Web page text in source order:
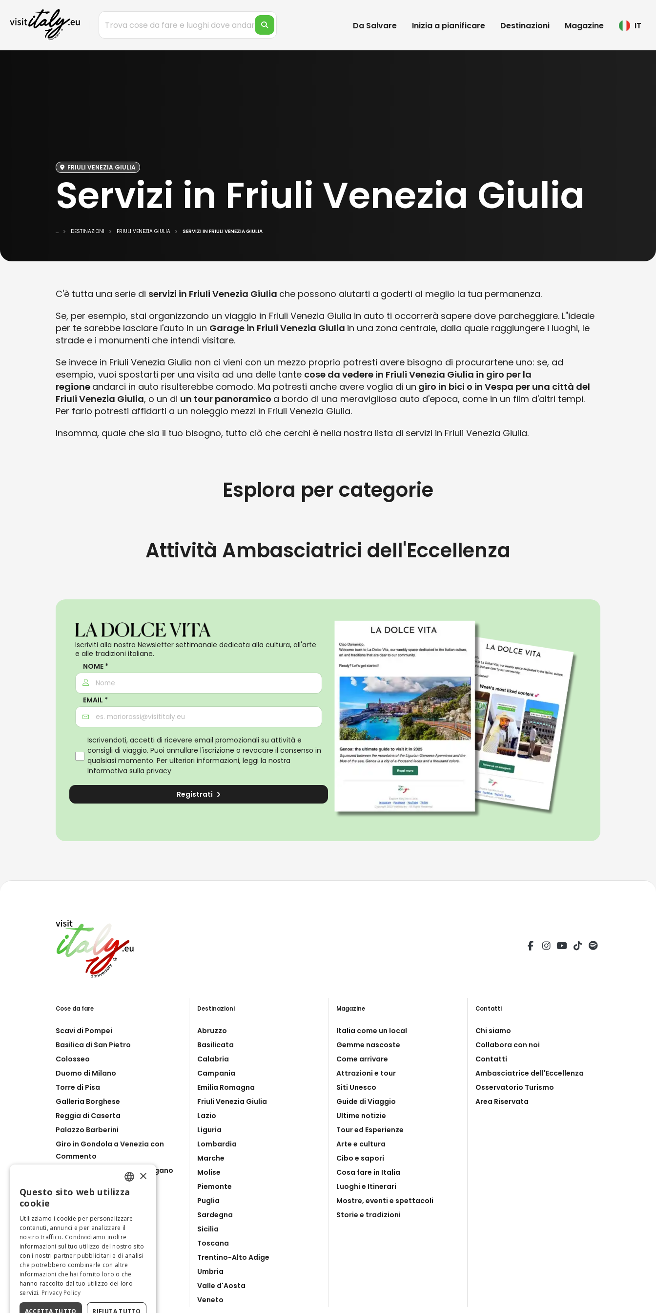
Da Salvare Inizia a pianificare Destinazioni Magazine IT
FRIULI VENEZIA GIULIA
Servizi in Friuli Venezia Giulia
... DESTINAZIONI FRIULI VENEZIA GIULIA SERVIZI IN FRIULI VENEZIA GIULIA
C'è tutta una serie di servizi in Friuli Venezia Giulia che possono aiutarti a goderti al meglio la tua permanenza.
Se, per esempio, stai organizzando un viaggio in Friuli Venezia Giulia in auto ti occorrerà sapere dove parcheggiare. L''ideale
per te sarebbe lasciare l'auto in un Garage in Friuli Venezia Giulia in una zona centrale, dalla quale raggiungere i luoghi, le
strade e i monumenti che intendi visitare.
Se invece in Friuli Venezia Giulia non ci vieni con un mezzo proprio potresti avere bisogno di procurartene uno: se, ad
esempio, vuoi spostarti per una visita ad una delle tante cose da vedere in Friuli Venezia Giulia in giro per la
regione andarci in auto risulterebbe comodo. Ma potresti anche avere voglia di un giro in bici o in Vespa per una città del
Friuli Venezia Giulia, o un di un tour panoramico a bordo di una meravigliosa auto d'epoca, come in un film d'altri tempi.
Per farlo potresti affidarti a un noleggio mezzi in Friuli Venezia Giulia.
Insomma, quale che sia il tuo bisogno, tutto ciò che cerchi è nella nostra lista di servizi in Friuli Venezia Giulia.
Esplora per categorie
Attività Ambasciatrici dell'Eccellenza
Iscriviti alla nostra Newsletter settimanale dedicata alla cultura, all'arte
e alle tradizioni italiane.
NOME *
EMAIL *
Iscrivendoti, accetti di ricevere email promozionali su attività e
consigli di viaggio. Puoi annullare l'iscrizione o revocare il consenso in
qualsiasi momento. Per ulteriori informazioni, leggi la nostra
Informativa sulla privacy
Registrati
Cose da fare
Scavi di Pompei
Basilica di San Pietro
Colosseo
Duomo di Milano
Torre di Pisa
Galleria Borghese
Reggia di Caserta
Palazzo Barberini
Giro in Gondola a Venezia con
Commento
Lago di Como, Bellagio & Lugano
Catacombe di San Gennaro
Destinazioni
Abruzzo
Basilicata
Calabria
Campania
Emilia Romagna
Friuli Venezia Giulia
Lazio
Liguria
Lombardia
Marche
Molise
Piemonte
Puglia
Sardegna
Sicilia
Toscana
Trentino-Alto Adige
Umbria
Valle d'Aosta
Veneto
Magazine
Italia come un local
Gemme nascoste
Come arrivare
Attrazioni e tour
Siti Unesco
Guide di Viaggio
Ultime notizie
Tour ed Esperienze
Arte e cultura
Cibo e sapori
Cosa fare in Italia
Luoghi e Itinerari
Mostre, eventi e spettacoli
Storie e tradizioni
Contatti
Chi siamo
Collabora con noi
Contatti
Ambasciatrice dell'Eccellenza
Osservatorio Turismo
Area Riservata
ENGLISH
ITALIAN
×
Questo sito web utilizza
cookie
Utilizziamo i cookie per personalizzare
contenuti, annunci e per analizzare il
nostro traffico. Condividiamo inoltre
informazioni sul tuo utilizzo del nostro sito
con i nostri partner pubblicitari e di analisi
che potrebbero combinarle con altre
informazioni che hai fornito loro o che
hanno raccolto dal tuo utilizzo dei loro
servizi. Privacy Policy
ACCETTA TUTTO RIFIUTA TUTTO